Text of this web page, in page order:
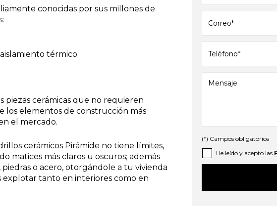
conocidas por sus millones de
térmico
piezas cerámicas que no requieren
los elementos de construcción más
el mercado.
cerámicos Pirámide no tiene límites,
matices más claros u oscuros; además
o acero, otorgándole a tu vivienda
tanto en interiores como en
(*) Campos obligatorios
He leído y acepto las